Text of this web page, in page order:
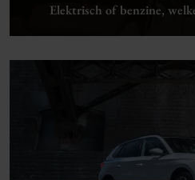
Elektrisch of benzine,